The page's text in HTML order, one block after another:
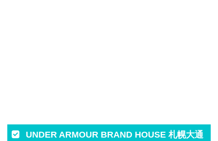
UNDER ARMOUR BRAND HOUSE 札幌大通